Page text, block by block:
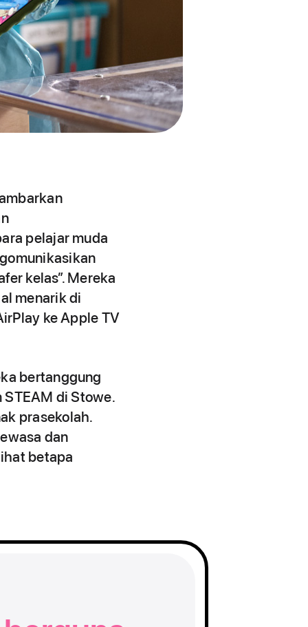
pelajar muda
kelas”. Mereka
menarik di
ke Apple TV
bertanggung
di Stowe.
prasekolah.
dan
betapa